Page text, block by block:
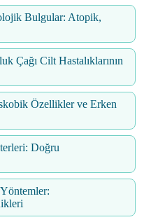
Bulgular: Atopik,
Çağı Cilt Hastalıklarının
Özellikler ve Erken
Doğru